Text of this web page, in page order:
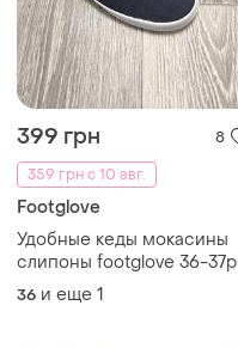
399 грн
8
359 грн с 10 авг.
Footglove
Удобные кеды мокасины
слипоны footglove 36-37p
36 и еще 1